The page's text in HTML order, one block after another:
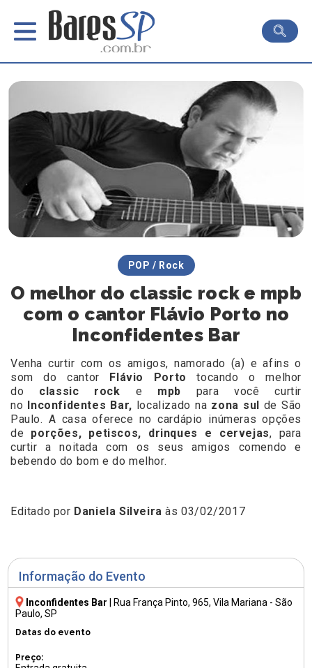
Informação do Evento
Inconfidentes Bar Rua França Pinto, 965, Vila Mariana - São
Paulo, SP
Datas do evento
Preço:
POP / Rock
O melhor do classic rock e mpb
com o cantor Flávio Porto no
Inconfidentes Bar
Venha curtir com os amigos, namorado (a) e afins o
som do cantor Flávio Portotocando o melhor
do classic rock e mpb para você curtir
no
Inconfidentes Bar, localizado na zona sul de São
Paulo. A casa oferece no cardápio inúmeras opções
de porções, petiscos, drinques e cervejas, para
curtir a noitada com os seus amigos comendo e
bebendo do bom e do melhor.
Editado por Daniela Silveira às 03/02/2017